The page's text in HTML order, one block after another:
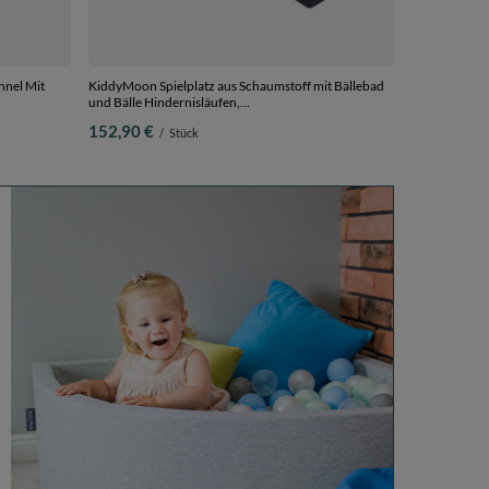
Mit
KiddyMoon Spielplatz aus Schaumstoff mit Bällebad
und Bälle Hindernisläufen,
Bällebad (200 Bälle) + Version 6
152,90 € / Stück